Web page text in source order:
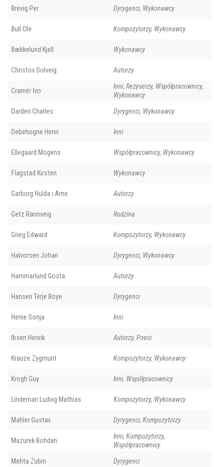
Brevig Per Dyrygenci, Wykonawcy
Bull Ole Kompozytorzy, Wykonawcy
Bækkelund Kjell Wykonawcy
Christov Solveig Autorzy
Cramér Ivo
Inni, Reżyserzy, Współpracownicy,
Wykonawcy
Darden Charles Dyrygenci, Wykonawcy
Debehogne Henri Inni
Ellegaard Mogens Współpracownicy, Wykonawcy
Flagstad Kirsten Wykonawcy
Garborg Hulda i Arne Autorzy
Getz Rannveig Rodzina
Grieg Edward Kompozytorzy, Wykonawcy
Halvorsen Johan Dyrygenci, Wykonawcy
Hammarlund Gösta Autorzy
Hansen Terje Boye Dyrygenci
Henie Sonja Inni
Ibsen Henrik Autorzy, Poeci
Krauze Zygmunt Kompozytorzy, Wykonawcy
Krogh Guy Inni, Współpracownicy
Lindeman Ludvig Mathias Kompozytorzy, Wykonawcy
Mahler Gustav Dyrygenci, Kompozytorzy
Mazurek Bohdan
Inni, Kompozytorzy,
Współpracownicy
Mehta Zubin Dyrygenci